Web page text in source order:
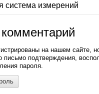
система измерений
на нашем сайте,
подтверждения,
пароля.